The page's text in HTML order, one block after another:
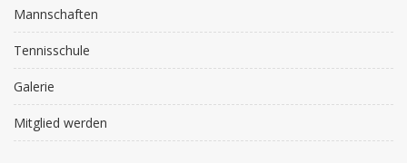
Mannschaften
Tennisschule
Galerie
Mitglied werden